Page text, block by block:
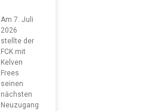
Am 7. Juli
2026
stellte der
FCK mit
Kelven
Frees
seinen
nächsten
Neuzugang